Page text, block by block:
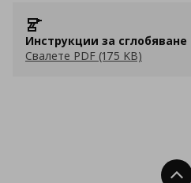
Инструкции за сглобяване
Свалете PDF (175 KB)